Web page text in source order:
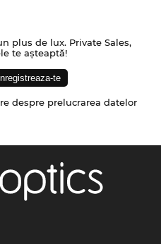
plus de lux. Private Sales,
te așteaptă!
despre prelucrarea datelor